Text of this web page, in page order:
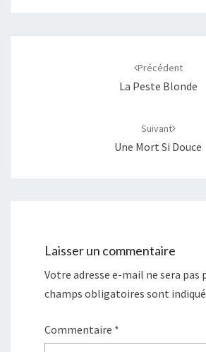
Précédent
La Peste Blonde
Suivant
Une Mort Si Douce
Laisser un commentaire
Votre adresse e-mail ne sera pas
champs obligatoires sont
Commentaire *